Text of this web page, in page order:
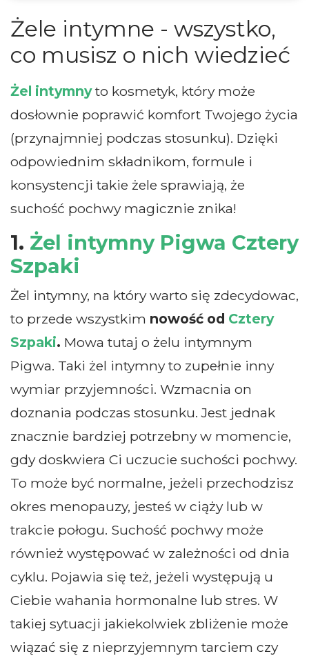
Żele intymne - wszystko,
co musisz o nich wiedzieć
Żel intymnyto kosmetyk, który może
dosłownie poprawić komfort Twojego życia
(przynajmniej podczas stosunku). Dzięki
odpowiednim składnikom, formule i
konsystencji takie żele sprawiają, że
suchość pochwy magicznie znika!
1. Żel intymny Pigwa Cztery
Szpaki
Żel intymny, na który warto się zdecydowac,
to przede wszystkim nowość od Cztery
Szpaki. Mowa tutaj o żelu intymnym
Pigwa. Taki żel intymny to zupełnie inny
wymiar przyjemności. Wzmacnia on
doznania podczas stosunku. Jest jednak
znacznie bardziej potrzebny w momencie,
gdy doskwiera Ci uczucie suchości pochwy.
To może być normalne, jeżeli przechodzisz
okres menopauzy, jesteś w ciąży lub w
trakcie połogu. Suchość pochwy może
również występować w zależności od dnia
cyklu. Pojawia się też, jeżeli występują u
Ciebie wahania hormonalne lub stres. W
takiej sytuacji jakiekolwiek zbliżenie może
wiązać się z nieprzyjemnym tarciem czy